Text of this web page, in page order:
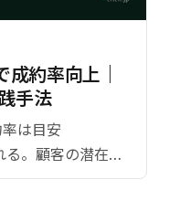
約率向上｜
手法
は目安
。顧客の潜在ニ
半減しつつ成約